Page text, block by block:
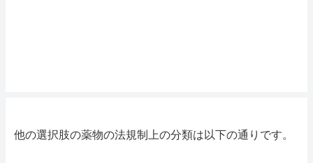
他の選択肢の薬物の法規制上の分類は以下の通りです。